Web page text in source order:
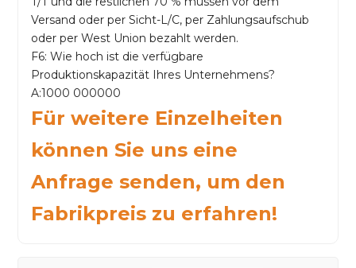
Versand oder per Sicht-L/C, per Zahlungsaufschub
oder per West Union bezahlt werden.
F6: Wie hoch ist die verfügbare
Produktionskapazität Ihres Unternehmens?
A:1000 000000
Für weitere Einzelheiten
können Sie uns eine
Anfrage senden, um den
Fabrikpreis zu erfahren!